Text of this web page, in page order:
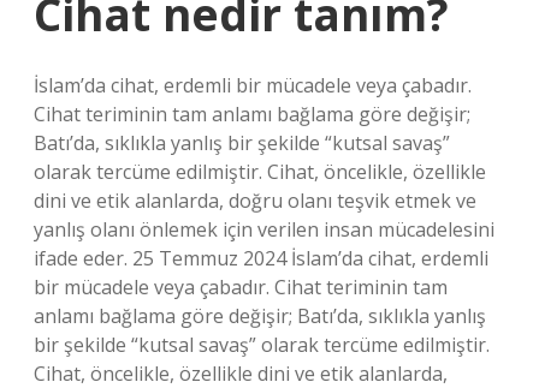
Cihat nedir tanım?
İslam’da cihat, erdemli bir mücadele veya çabadır.
Cihat teriminin tam anlamı bağlama göre değişir;
Batı’da, sıklıkla yanlış bir şekilde “kutsal savaş”
olarak tercüme edilmiştir. Cihat, öncelikle, özellikle
dini ve etik alanlarda, doğru olanı teşvik etmek ve
yanlış olanı önlemek için verilen insan mücadelesini
ifade eder. 25 Temmuz 2024 İslam’da cihat, erdemli
bir mücadele veya çabadır. Cihat teriminin tam
anlamı bağlama göre değişir; Batı’da, sıklıkla yanlış
bir şekilde “kutsal savaş” olarak tercüme edilmiştir.
Cihat, öncelikle, özellikle dini ve etik alanlarda,